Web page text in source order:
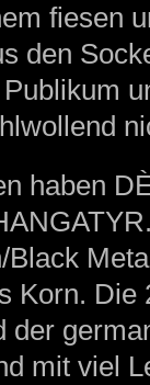
fiesen
den
haben
Korn. Die
der
mit viel